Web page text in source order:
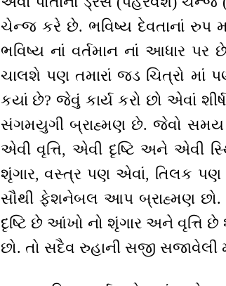
ચેન્જ કરે છે. ભવિષ્ય દેવતાનાં
ભવિષ્ય નાં વર્તમાન નાં આધાર
ચાલશે પણ તમારાં જડ ચિત્રો માં
કયાં છે? જેવું કાર્ય કરો છો એવાં
સંગમયુગી બ્રાહ્મણ છે. જેવો
એવી વૃત્તિ, એવી દૃષ્ટિ અને
શૃંગાર, વસ્ત્ર પણ એવાં, તિલક
સૌથી ફેશનેબલ આપ બ્રાહ્મણ છો.
દૃષ્ટિ છે આંખો નો શૃંગાર અને વૃત્તિ છે
છો. તો સદૈવ રુહાની સજી સજાવેલી